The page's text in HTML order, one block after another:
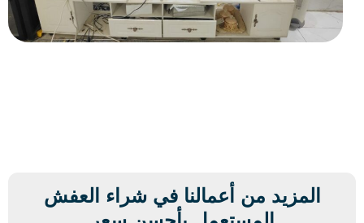
المزيد من أعمالنا في شراء العفش